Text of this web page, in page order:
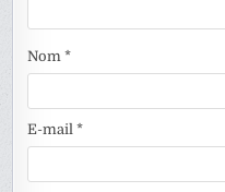
Nom*
E-mail*